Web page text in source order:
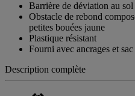
Barrière de déviation au
Obstacle de rebond
petites bouées jaune
Plastique résistant
Fourni avec ancrages et sac
Description complète